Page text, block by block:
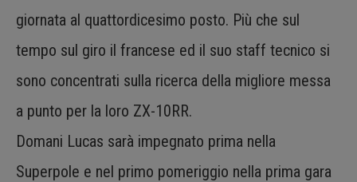
giornata al quattordicesimo posto. Più che sul
tempo sul giro il francese ed il suo staff tecnico si
sono concentrati sulla ricerca della migliore messa
a punto per la loro ZX-10RR.
Domani Lucas sarà impegnato prima nella
Superpole e nel primo pomeriggio nella prima gara